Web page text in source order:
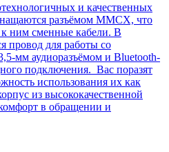
и качественных
разъёмом MMCX, что
к ним сменные кабели. В
провод для работы со
мм аудиоразъёмом и Bluetooth-
подключения. Вас поразят
использования их как
из высококачественной
в обращении и